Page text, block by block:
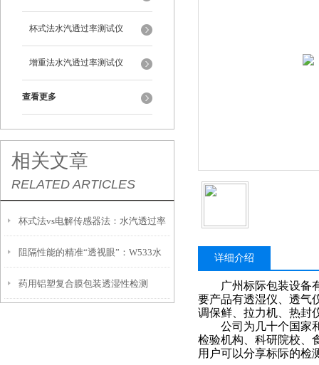
杯式法水汽透过率测试仪
增重法水汽透过率测试仪
查看更多
相关文章
RELATED ARTICLES
杯式法vs电解传感器法：水汽透过率
测试仪两大技术路线到底怎么选？
阻隔性能的精准“透视眼”：W533水
汽透过率测试仪功能解析
药用铝塑复合膜包装透湿性检测
详细介绍
广州标际包装设备
要产品有透湿仪、透气
调保鲜、拉力机、热封
公司为几十个国家和
检验机构、科研院校、
用户可以分享标际的检